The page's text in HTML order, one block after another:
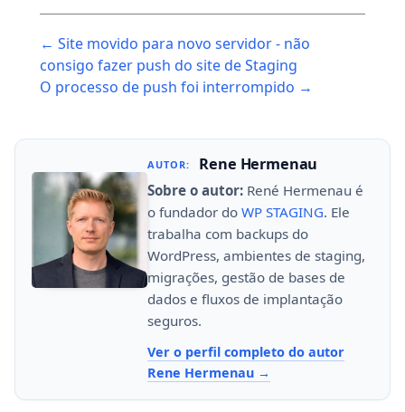
navigation
← Site movido para novo servidor - não
consigo fazer push do site de Staging
O processo de push foi interrompido →
AUTOR: Rene Hermenau
Sobre o autor: René Hermenau é
o fundador do WP STAGING. Ele
trabalha com backups do
WordPress, ambientes de staging,
migrações, gestão de bases de
dados e fluxos de implantação
seguros.
Ver o perfil completo do autor
Rene Hermenau